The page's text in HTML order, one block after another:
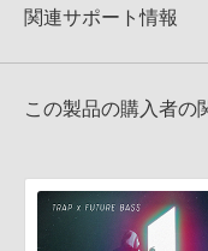
★1
4GBを超えるデータに
きます際には、NTFS
いただく必要がござい
知らせするメールの2
ます説明に沿って、製
サンプルパック製品
URBAN STYLES4のサ
関連サポート情報
加方法
この製品の購入者の